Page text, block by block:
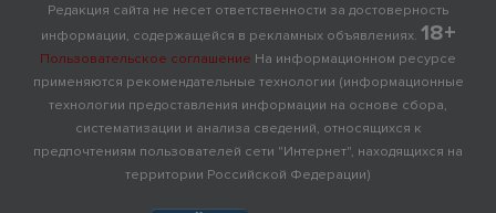
Редакция сайта не несет ответственности за достоверность
информации, содержащейся в рекламных объявлениях. 18+
Пользовательское соглашение На информационном ресурсе
применяются рекомендательные технологии (информационные
технологии предоставления информации на основе сбора,
систематизации и анализа сведений, относящихся к
предпочтениям пользователей сети "Интернет", находящихся на
территории Российской Федерации)